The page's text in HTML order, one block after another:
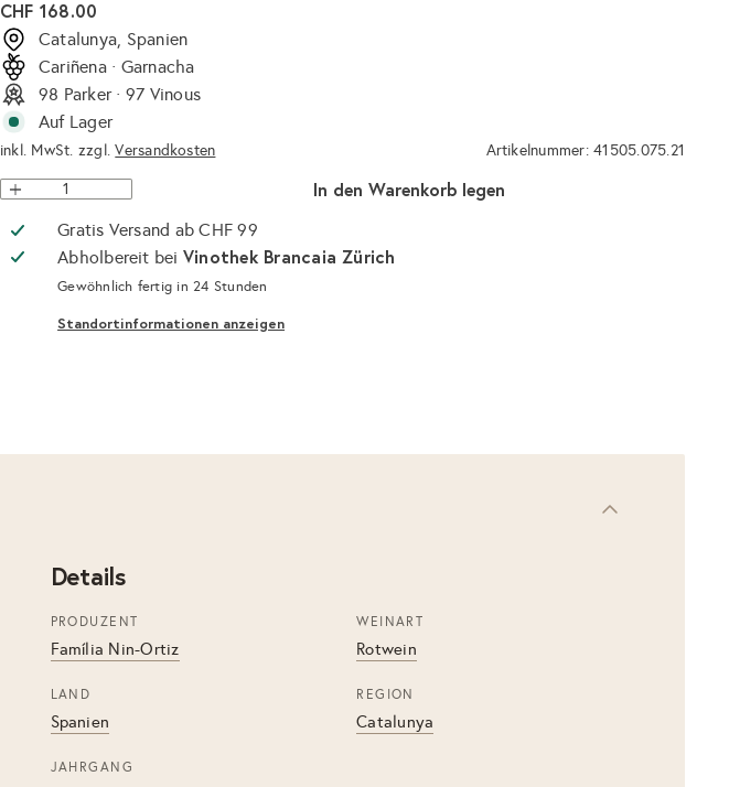
Normaler
Preis
CHF 168.00
Catalunya, Spanien
Cariñena · Garnacha
98 Parker · 97 Vinous
Auf Lager
inkl. MwSt. zzgl.Versandkosten Artikelnummer: 41505.075.21
In den Warenkorb legen
Gratis Versand ab CHF 99
Abholbereit bei Vinothek Brancaia Zürich
Gewöhnlich fertig in 24 Stunden
Standortinformationen anzeigen
Details
PRODUZENT
Família Nin-Ortiz
WEINART
Rotwein
LAND
Spanien
REGION
Catalunya
JAHRGANG